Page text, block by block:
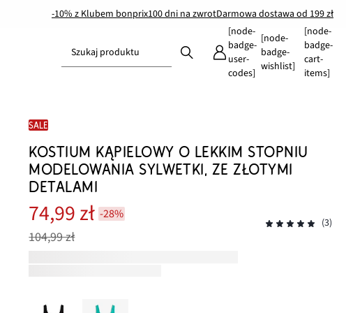
-10% z Klubem bonprix100 dni na zwrotDarmowa dostawa od 199 zł
Szukaj produktu
[node-
badge-
user-
codes]
[node-
badge-
wishlist]
[node-
badge-
cart-
items]
SALE
KOSTIUM KĄPIELOWY O LEKKIM STOPNIU
MODELOWANIA SYLWETKI, ZE ZŁOTYMI
DETALAMI
74,99 zł -28%
104,99 zł
(3)